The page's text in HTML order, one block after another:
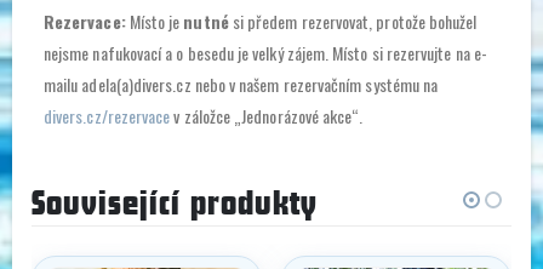
Rezervace:Místo jenutnési předem rezervovat, protože bohužel
nejsme nafukovací a o besedu je velký zájem. Místo si rezervujte na e-
mailu adela(a)divers.cz nebo v našem rezervačním systému na
divers.cz/rezervacev záložce „Jednorázové akce“.
Související produkty